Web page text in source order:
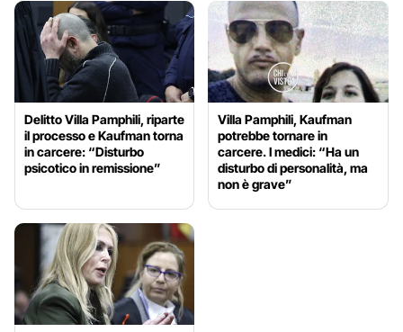
Delitto Villa Pamphili, riparte
il processo e Kaufman torna
in carcere: “Disturbo
psicotico in remissione”
Villa Pamphili, Kaufman
potrebbe tornare in
carcere. I medici: “Ha un
disturbo di personalità, ma
non è grave”